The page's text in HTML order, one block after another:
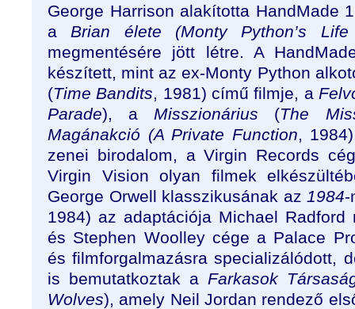
George Harrison alakította HandMade
a Brian élete (Monty Python’s
megmentésére jött létre. A
készített, mint az ex-Monty Python
(Time Bandits, 1981) című filmje, a
Parade), a Misszionárius (The
Magánakció (A Private Function,
zenei birodalom, a Virgin Records
Virgin Vision olyan filmek
George Orwell klasszikusának az 1984-
1984) az adaptációja Michael Radford
és Stephen Woolley cége a Palace
és filmforgalmazásra specializálódott,
is bemutatkoztak a Farkasok
Wolves), amely Neil Jordan rendező